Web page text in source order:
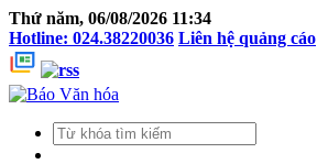
Thứ năm, 06/08/2026 11:34
Hotline: 024.38220036 Liên hệ quảng cáo